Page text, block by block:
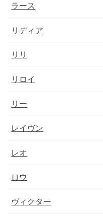
ラース
リディア
リリ
リロイ
リー
レイヴン
レオ
ロウ
ヴィクター